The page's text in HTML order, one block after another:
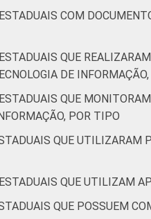
COM
QUE
DE
QUE
POR TIPO
QUE UTILIZARAM
QUE UTILIZAM
QUE POSSUEM